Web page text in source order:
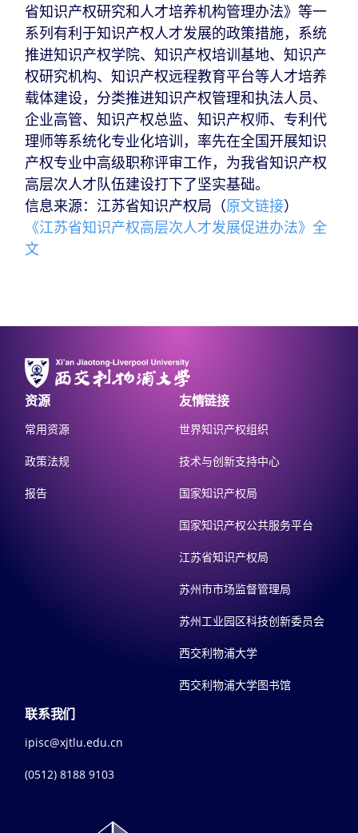
省知识产权研究和人才培养机构管理办法》等一
系列有利于知识产权人才发展的政策措施，系统
推进知识产权学院、知识产权培训基地、知识产
权研究机构、知识产权远程教育平台等人才培养
载体建设，分类推进知识产权管理和执法人员、
企业高管、知识产权总监、知识产权师、专利代
理师等系统化专业化培训，率先在全国开展知识
产权专业中高级职称评审工作，为我省知识产权
高层次人才队伍建设打下了坚实基础。
信息来源：江苏省知识产权局（原文链接）
《江苏省知识产权高层次人才发展促进办法》全
文
资源
常用资源
政策法规
报告
友情链接
世界知识产权组织
技术与创新支持中心
国家知识产权局
国家知识产权公共服务平台
江苏省知识产权局
苏州市市场监督管理局
苏州工业园区科技创新委员会
西交利物浦大学
西交利物浦大学图书馆
联系我们
ipisc@xjtlu.edu.cn
(0512) 8188 9103